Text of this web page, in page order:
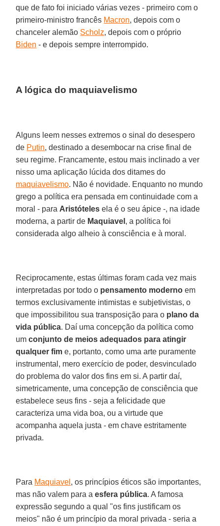
que de fato foi iniciado várias vezes - primeiro com o
primeiro-ministro francês Macron, depois com o
chanceler alemão Scholz, depois com o próprio
Biden - e depois sempre interrompido.
A lógica do maquiavelismo
Alguns leem nesses extremos o sinal do desespero
de Putin, destinado a desembocar na crise final de
seu regime. Francamente, estou mais inclinado a ver
nisso uma aplicação lúcida dos ditames do
maquiavelismo. Não é novidade. Enquanto no mundo
grego a política era pensada em continuidade com a
moral - para Aristóteles ela é o seu ápice -, na idade
moderna, a partir de Maquiavel , a política foi
considerada algo alheio à consciência e à moral.
Reciprocamente, estas últimas foram cada vez mais
interpretadas por todo o pensamento moderno em
termos exclusivamente intimistas e subjetivistas, o
que impossibilitou sua transposição para o plano da
vida pública. Daí uma concepção da política como
umconjunto de meios adequados para atingir
qualquer fim e, portanto, como uma arte puramente
instrumental, mero exercício de poder, desvinculado
do problema do valor dos fins em si. A partir daí,
simetricamente, uma concepção de consciência que
estabelece seus fins - seja a felicidade que
caracteriza uma vida boa, ou a virtude que
acompanha aquela justa - em chave estritamente
privada.
Para Maquiavel , os princípios éticos são importantes,
mas não valem para aesfera pública. A famosa
expressão segundo a qual "os fins justificam os
meios" não é um princípio da moral privada - seria a